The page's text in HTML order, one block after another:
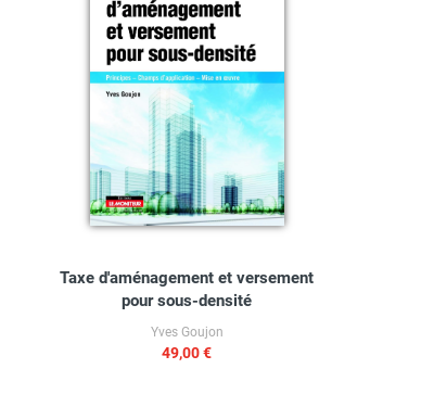
Taxe d'aménagement et versement
pour sous-densité
Yves Goujon
49,00 €